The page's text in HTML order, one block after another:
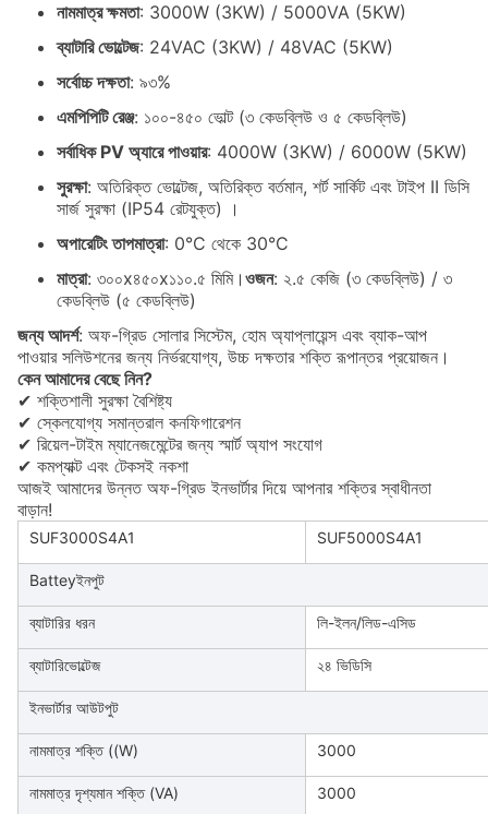
নামমাত্র ক্ষমতা: 3000W (3KW) / 5000VA (5KW)
ব্যাটারি ভোল্টেজ: 24VAC (3KW) / 48VAC (5KW)
সর্বোচ্চ দক্ষতা: ৯৩%
এমপিপিটি রেঞ্জ: ১০০-৪৫০ ভোল্ট (৩ কেডব্লিউ ও ৫ কেডব্লিউ)
সর্বাধিক PV অ্যারে পাওয়ার: 4000W (3KW) / 6000W (5KW)
সুরক্ষা: অতিরিক্ত ভোল্টেজ, অতিরিক্ত বর্তমান, শর্ট সার্কিট এবং টাইপ II ডিসি
সার্জ সুরক্ষা (IP54 রেটযুক্ত) ।
অপারেটিং তাপমাত্রা: 0°C থেকে 30°C
মাত্রা: ৩০০x৪৫০x১১০.৫ মিমি। ওজন: ২.৫ কেজি (৩ কেডব্লিউ) / ৩
কেডব্লিউ (৫ কেডব্লিউ)
জন্য আদর্শ: অফ-গ্রিড সোলার সিস্টেম, হোম অ্যাপ্লায়েন্স এবং ব্যাক-আপ
পাওয়ার সলিউশনের জন্য নির্ভরযোগ্য, উচ্চ দক্ষতার শক্তি রূপান্তর প্রয়োজন।
কেন আমাদের বেছে নিন?
✔ শক্তিশালী সুরক্ষা বৈশিষ্ট্য
✔ স্কেলযোগ্য সমান্তরাল কনফিগারেশন
✔ রিয়েল-টাইম ম্যানেজমেন্টের জন্য স্মার্ট অ্যাপ সংযোগ
✔ কমপ্যাক্ট এবং টেকসই নকশা
আজই আমাদের উন্নত অফ-গ্রিড ইনভার্টার দিয়ে আপনার শক্তির স্বাধীনতা
বাড়ান!
SUF3000S4A1 SUF5000S4A1
Batteyইনপুট
ব্যাটারির ধরন লি-ইলন/লিড-এসিড
ব্যাটারিভোল্টেজ ২৪ ভিডিসি
ইনভার্টার আউটপুট
নামমাত্র শক্তি ((W) 3000
নামমাত্র দৃশ্যমান শক্তি (VA) 3000